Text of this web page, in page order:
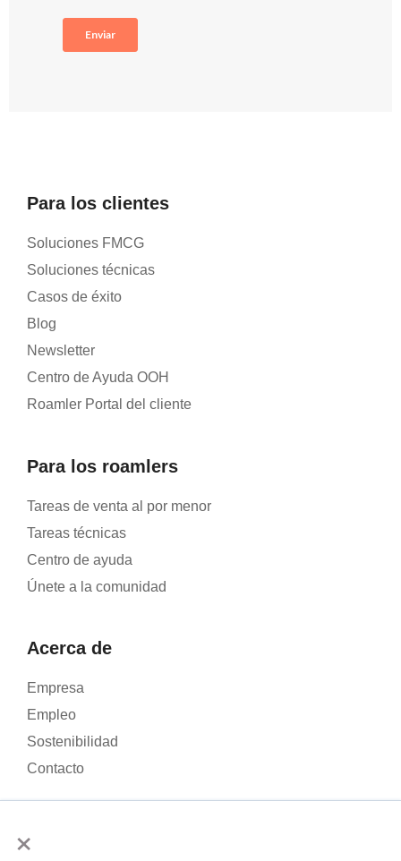
×Utilizamos cookies para analizar el tráfico de nuestra página
Para los clientes
Soluciones FMCG
Soluciones técnicas
Casos de éxito
Blog
Newsletter
Centro de Ayuda OOH
Roamler Portal del cliente
Para los roamlers
Tareas de venta al por menor
Tareas técnicas
Centro de ayuda
Únete a la comunidad
Acerca de
Empresa
Empleo
Sostenibilidad
Contacto